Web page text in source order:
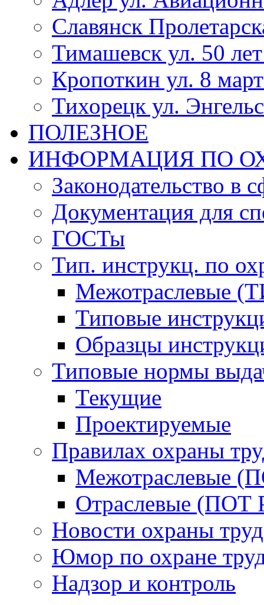
Славянск
Тимашевск ул. 50
Кропоткин ул. 8
Тихорецк ул.
ПОЛЕЗНОЕ
ИНФОРМАЦИЯ ПО
Законодательство в
Документация для
ГОСТы
Тип. инструкц. по
Межотраслевые
Типовые
Образцы
Типовые нормы
Текущие
Проектируемые
Правилах охраны
Межотраслевые
Отраслевые (ПОТ
Новости охраны
Юмор по охране
Надзор и контроль